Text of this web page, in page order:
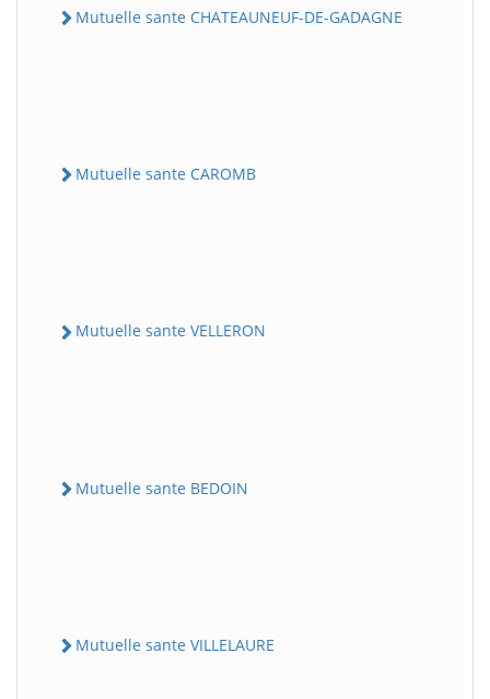
Mutuelle sante CHATEAUNEUF-DE-GADAGNE
Mutuelle sante CAROMB
Mutuelle sante VELLERON
Mutuelle sante BEDOIN
Mutuelle sante VILLELAURE